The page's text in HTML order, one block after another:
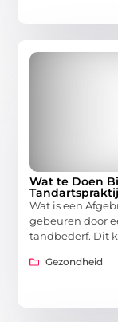
Wat te Doen
Wat is een
gebeuren door
tandbederf. Dit
Gezondheid